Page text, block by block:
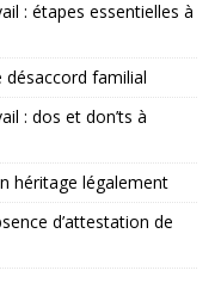
: étapes essentielles à
désaccord familial
: dos et don’ts à
héritage légalement
d’attestation de